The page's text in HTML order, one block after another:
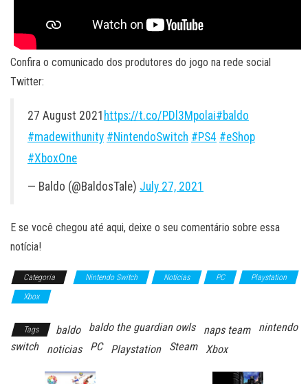
Confira o comunicado dos produtores do jogo na rede social
Twitter:
27 August 2021 https://t.co/PDl3Mpolai#baldo
#madewithunity #NintendoSwitch #PS4 #eShop
#XboxOne
— Baldo (@BaldosTale) July 27, 2021
E se você chegou até aqui, deixe o seu comentário sobre essa
notícia!
Categoria Nintendo Switch Notícias PC
Playstation
Xbox
Tags baldo baldo the guardian owls naps team
nintendo
switch
noticias PC Playstation Steam Xbox